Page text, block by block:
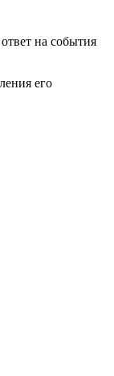
на события
его